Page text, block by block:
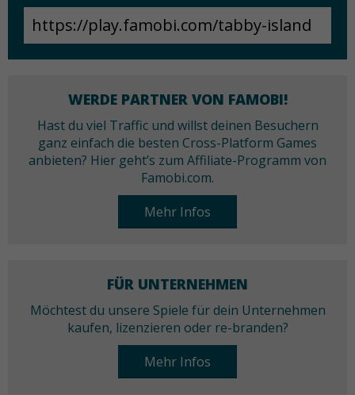
WERDE PARTNER VON FAMOBI!
Hast du viel Traffic und willst deinen Besuchern
ganz einfach die besten Cross-Platform Games
anbieten? Hier geht’s zum Affiliate-Programm von
Famobi.com.
Mehr Infos
FÜR UNTERNEHMEN
Möchtest du unsere Spiele für dein Unternehmen
kaufen, lizenzieren oder re-branden?
Mehr Infos